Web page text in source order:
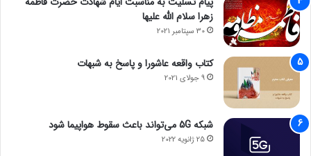
زهرا سلام الله علیها
30 سپتامبر 2021
کتاب واقعه عاشورا و پاسخ به شبهات
9 جولای 2021
شبکه 5G می‌تواند باعث سقوط هواپیما شود
25 ژانویه 2022